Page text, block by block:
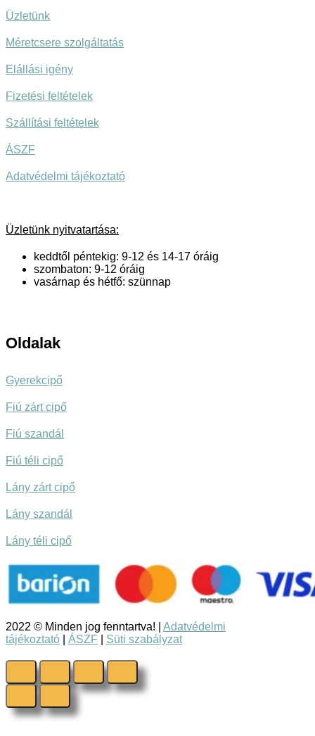
Üzletünk
Méretcsere szolgáltatás
Elállási igény
Fizetési feltételek
Szállítási feltételek
ÁSZF
Adatvédelmi tájékoztató
Üzletünk nyitvatartása:
keddtől péntekig: 9-12 és 14-17 óráig
szombaton: 9-12 óráig
vasárnap és hétfő: szünnap
Oldalak
Gyerekcipő
Fiú zárt cipő
Fiú szandál
Fiú téli cipő
Lány zárt cipő
Lány szandál
Lány téli cipő
2022 © Minden jog fenntartva! | Adatvédelmi
tájékoztató
ÁSZF Süti szabályzat